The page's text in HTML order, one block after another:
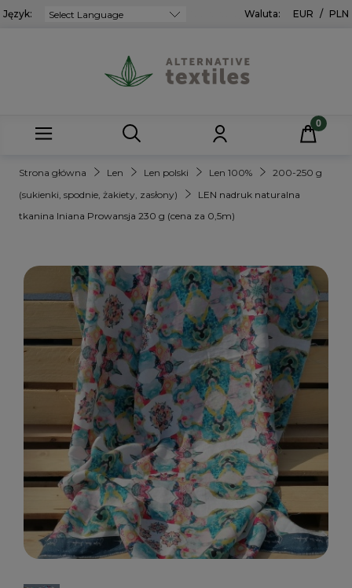
Język: Waluta: EUR / PLN
Strona główna Len Len polski Len 100%
200-250 g
(sukienki, spodnie, żakiety, zasłony)
LEN nadruk naturalna
tkanina lniana Prowansja 230 g (cena za 0,5m)